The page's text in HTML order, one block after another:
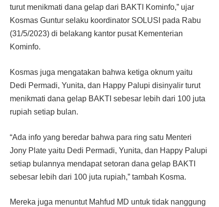
turut menikmati dana gelap dari BAKTI Kominfo,” ujar
Kosmas Guntur selaku koordinator SOLUSI pada Rabu
(31/5/2023) di belakang kantor pusat Kementerian
Kominfo.
Kosmas juga mengatakan bahwa ketiga oknum yaitu
Dedi Permadi, Yunita, dan Happy Palupi disinyalir turut
menikmati dana gelap BAKTI sebesar lebih dari 100 juta
rupiah setiap bulan.
“Ada info yang beredar bahwa para ring satu Menteri
Jony Plate yaitu Dedi Permadi, Yunita, dan Happy Palupi
setiap bulannya mendapat setoran dana gelap BAKTI
sebesar lebih dari 100 juta rupiah,” tambah Kosma.
Mereka juga menuntut Mahfud MD untuk tidak nanggung